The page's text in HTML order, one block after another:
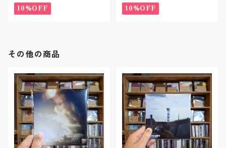
10%OFF 10%OFF
その他の商品